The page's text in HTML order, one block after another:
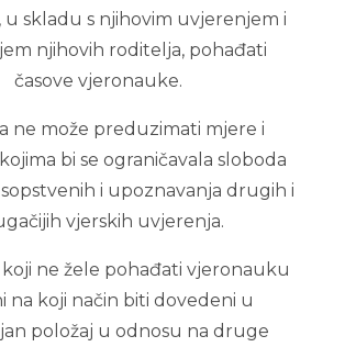
u skladu s njihovim uvjerenjem i
njihovih roditelja, pohađati
časove vjeronauke.
ne može preduzimati mjere i
bi se ograničavala sloboda
sopstvenih i upoznavanja drugih i
vjerskih uvjerenja.
koji ne žele pohađati vjeronauku
na koji način biti dovedeni u
položaj u odnosu na druge